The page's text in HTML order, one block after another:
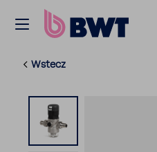
Wstecz